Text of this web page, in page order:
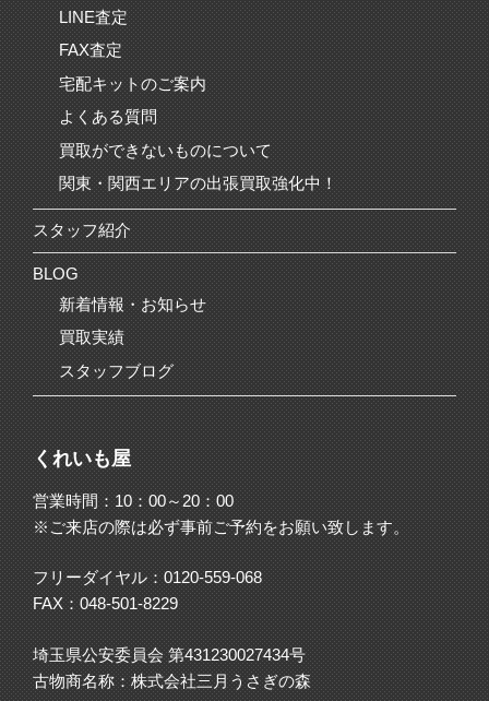
LINE査定
FAX査定
宅配キットのご案内
よくある質問
買取ができないものについて
関東・関西エリアの出張買取強化中！
スタッフ紹介
BLOG
新着情報・お知らせ
買取実績
スタッフブログ
くれいも屋
営業時間：10：00～20：00
※ご来店の際は必ず事前ご予約をお願い致します。
フリーダイヤル：0120-559-068
FAX：048-501-8229
埼玉県公安委員会 第431230027434号
古物商名称：株式会社三月うさぎの森